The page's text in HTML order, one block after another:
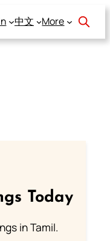
中文 More
Today
in Tamil.